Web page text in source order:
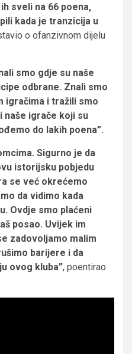
sveli na 66 poena,
kada je tranzicija u
o ofanzivnom dijelu
smo gdje su naše
odbrane. Znali smo
igračima i tražili smo
naše igrače koji su
do lakih poena”.
Sigurno je da
istorijsku pobjedu
se već okrećemo
da vidimo kada
Ovdje smo plaćeni
posao. Uvijek im
zadovoljamo malim
barijere i da
ovog kluba”, poentirao